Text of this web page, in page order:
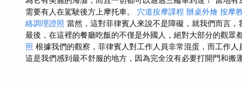
需要有人在駕駛後方上摩托車。 穴道按摩課程 辦桌外燴 按摩
絡調理證照 當然，這對菲律賓人來說不是障礙，就我們而言，
最後，在這裡的餐廳吃飯的不僅是外國人，絕對大部分的觀眾
照 根據我們的觀察，菲律賓人對工作人員非常混蛋，而工作人
這是我們感到最不舒服的地方，因為完全沒有必要打開門和搬運